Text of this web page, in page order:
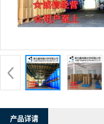
产品详请